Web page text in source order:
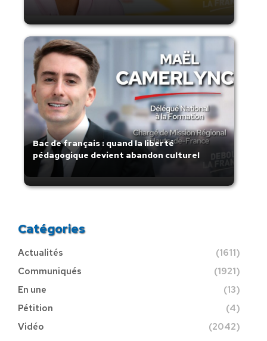
Bac de français : quand la liberté
pédagogique devient abandon culturel
Catégories
Actualités
(1611)
Communiqués
(1921)
En une
(13)
Pétition
(4)
Vidéo
(2042)